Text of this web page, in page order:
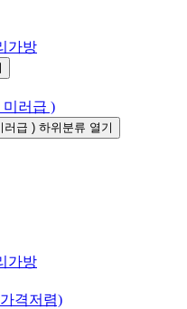
가방
미러급 )
러급 ) 하위분류 열기
가방
격저렴)